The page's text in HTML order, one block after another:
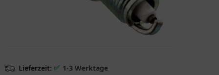
Lieferzeit: ✅ 1-3 Werktage